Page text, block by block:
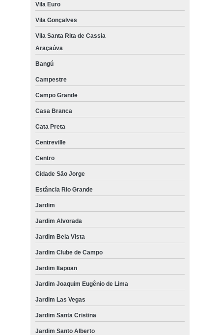
Vila Euro
Vila Gonçalves
Vila Santa Rita de Cassia
Araçaúva
Bangú
Campestre
Campo Grande
Casa Branca
Cata Preta
Centreville
Centro
Cidade São Jorge
Estância Rio Grande
Jardim
Jardim Alvorada
Jardim Bela Vista
Jardim Clube de Campo
Jardim Itapoan
Jardim Joaquim Eugênio de Lima
Jardim Las Vegas
Jardim Santa Cristina
Jardim Santo Alberto